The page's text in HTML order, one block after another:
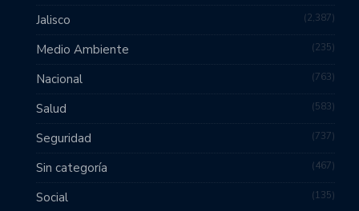
Jalisco 2,387
Medio Ambiente 235
Nacional 763
Salud 583
Seguridad 737
Sin categoría 467
Social 135